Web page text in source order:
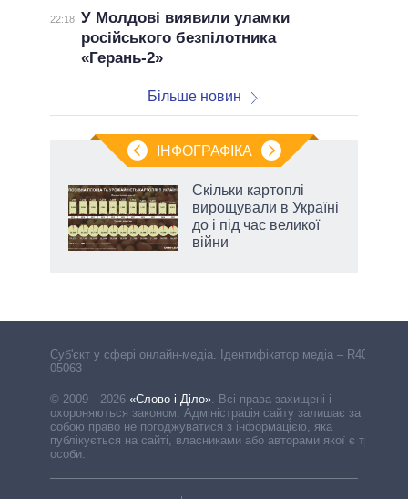
22:18 У Молдові виявили уламки
російського безпілотника
«Герань-2»
Більше новин
ІНФОГРАФІКА
Скільки картоплі
вирощували в Україні
до і під час великої
війни
Cуб'єкт у сфері онлайн-медіа. Ідентифікатор медіа – R40-
05063
© 2009—2026 «Слово і Діло»
Всі права захищені і
охороняються законом. Адміністрація сайту залишає за
собою право не погоджуватися з інформацією, яка
публікується на сайті, власниками або авторами якої є треті
особи.